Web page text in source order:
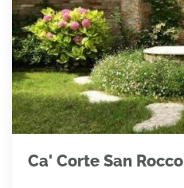
Ca' Corte San Rocco